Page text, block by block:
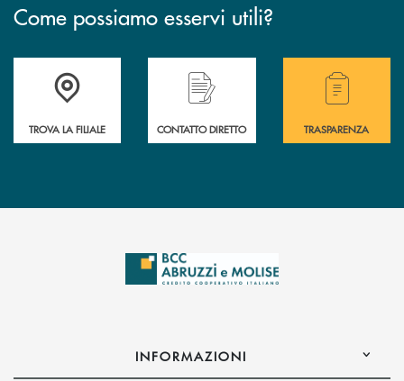
Come possiamo esservi utili?
Accedi all' elenco completo delle filiali .
TROVA LA FILIALE CONTATTO DIRETTO
Hai bisogno di
TRASPARENZA
INFORMAZIONI